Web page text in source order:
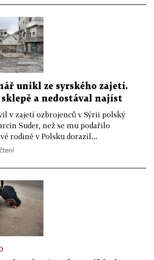
unikl ze syrského zajetí.
sklepě a nedostával najíst
v zajetí ozbrojenců v Sýrii polský
Suder, než se mu podařilo
rodině v Polsku dorazil...